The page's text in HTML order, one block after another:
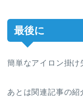
最後に
簡単なアイロン掛け
あとは関連記事の紹